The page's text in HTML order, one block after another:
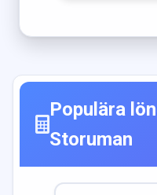
Populära
Storuman